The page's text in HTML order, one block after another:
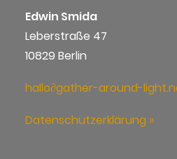
Edwin Smida
Leberstraße 47
10829 Berlin
hallo∂gather-around-
Datenschutzerklärung »